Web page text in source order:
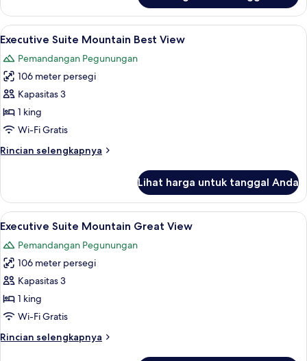
Noble
Suite
Strip
View
Lihat
semua
foto
untuk
Executive
Suite
Mountain
View
Seprai katun Mesir, seprai premium,
3
Executive Suite Mountain Best View
Pemandangan Pegunungan
106 meter persegi
Kapasitas 3
1 king
Wi-Fi Gratis
Rincian selengkapnya
Rincian
Executive
Suite
Mountain
View
Lihat harga untuk tanggal Anda
Lihat
semua
foto
untuk
Executive
Suite
Mountain
View
Seprai katun Mesir, seprai premium,
3
Executive Suite Mountain Great View
Pemandangan Pegunungan
106 meter persegi
Kapasitas 3
1 king
Wi-Fi Gratis
Rincian selengkapnya
Rincian